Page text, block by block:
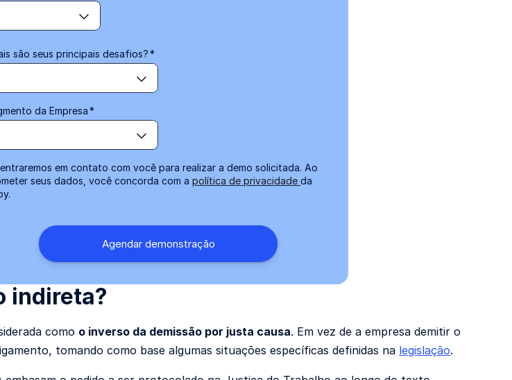
são seus principais desafios?*
da Empresa*
em contato com você para realizar a demo solicitada. Ao
seus dados, você concorda com a política de privacidade da
indireta?
como o inverso da demissão por justa causa. Em vez de a empresa demitir o
tomando como base algumas situações específicas definidas na legislação.